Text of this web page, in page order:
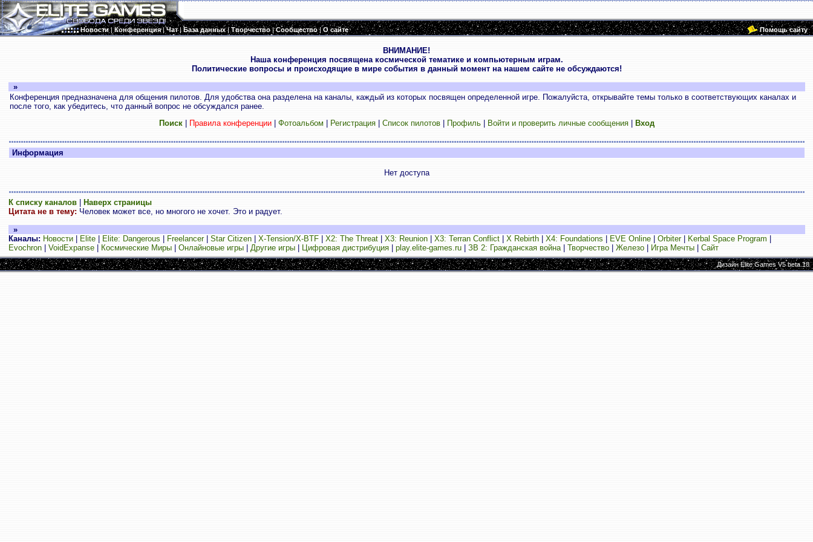
Новости|Конференция|Чат|База данных|Творчество|Сообщество|О сайте Помощь сайту
ВНИМАНИЕ!
Наша конференция посвящена космической тематике и компьютерным играм.
Политические вопросы и происходящие в мире события в данный момент на нашем сайте не обсуждаются!
»
Конференция предназначена для общения пилотов. Для удобства она разделена на каналы, каждый из которых посвящен определенной игре. Пожалуйста, открывайте темы только в соответствующих каналах и
после того, как убедитесь, что данный вопрос не обсуждался ранее.
Поиск| Правила конференции| Фотоальбом Регистрация| Список пилотов| Профиль| Войти и проверить личные сообщения| Вход
Информация
Нет доступа
К списку каналов|
Наверх страницы
Цитата не в тему:Человек может все, но многого не хочет. Это и радует.
»
Каналы: Новости| Elite| Elite: Dangerous Freelancer| Star Citizen| X-Tension/X-BTF| X2: The Threat| X3: Reunion| X3: Terran Conflict| X Rebirth| X4: Foundations EVE Online| Orbiter| Kerbal Space Program
Evochron| VoidExpanse| Космические Миры| Онлайновые игры| Другие игры| Цифровая дистрибуция| play.elite-games.ru| ЗВ 2: Гражданская война| Творчество| Железо| Игра Мечты| Сайт
Дизайн Elite Games V5 beta.18